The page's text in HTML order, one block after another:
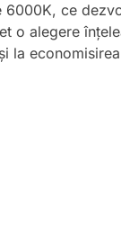
ce
o alegere
la